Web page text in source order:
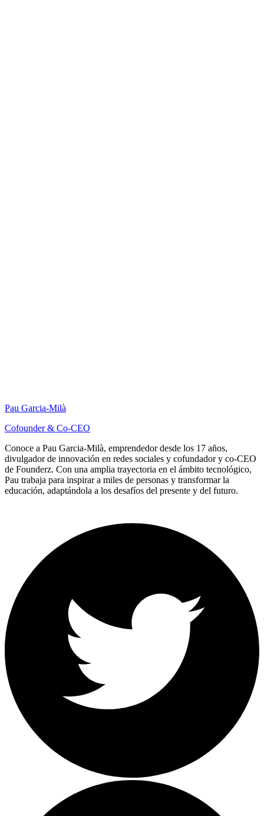
Pau Garcia-Milà
Cofounder & Co-CEO
Conoce a Pau Garcia-Milà, emprendedor desde los 17 años,
divulgador de innovación en redes sociales y cofundador y co-CEO
de Founderz. Con una amplia trayectoria en el ámbito tecnológico,
Pau trabaja para inspirar a miles de personas y transformar la
educación, adaptándola a los desafíos del presente y del futuro.